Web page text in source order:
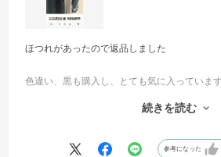
ほつれがあったので返品しました
色違い、黒も購入し、とても気に入っています
グレージュを来たかった日に間に合わないの
続きを読む
参考になった